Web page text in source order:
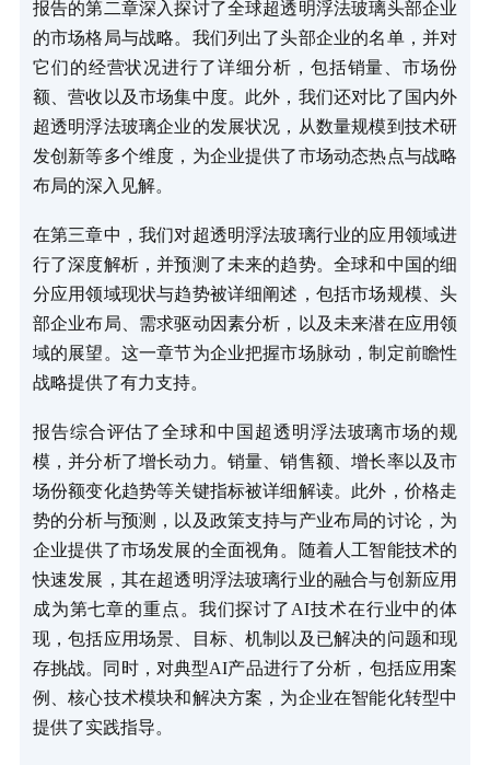
报告的第二章深入探讨了全球超透明浮法玻璃头部企业
的市场格局与战略。我们列出了头部企业的名单，并对
它们的经营状况进行了详细分析，包括销量、市场份
额、营收以及市场集中度。此外，我们还对比了国内外
超透明浮法玻璃企业的发展状况，从数量规模到技术研
发创新等多个维度，为企业提供了市场动态热点与战略
布局的深入见解。
在第三章中，我们对超透明浮法玻璃行业的应用领域进
行了深度解析，并预测了未来的趋势。全球和中国的细
分应用领域现状与趋势被详细阐述，包括市场规模、头
部企业布局、需求驱动因素分析，以及未来潜在应用领
域的展望。这一章节为企业把握市场脉动，制定前瞻性
战略提供了有力支持。
报告综合评估了全球和中国超透明浮法玻璃市场的规
模，并分析了增长动力。销量、销售额、增长率以及市
场份额变化趋势等关键指标被详细解读。此外，价格走
势的分析与预测，以及政策支持与产业布局的讨论，为
企业提供了市场发展的全面视角。随着人工智能技术的
快速发展，其在超透明浮法玻璃行业的融合与创新应用
成为第七章的重点。我们探讨了AI技术在行业中的体
现，包括应用场景、目标、机制以及已解决的问题和现
存挑战。同时，对典型AI产品进行了分析，包括应用案
例、核心技术模块和解决方案，为企业在智能化转型中
提供了实践指导。